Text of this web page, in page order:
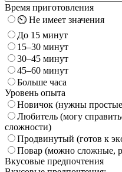
Время приготовления
⏲️ Не имеет значения
До 15 минут
15–30 минут
30–45 минут
45–60 минут
Больше часа
Уровень опыта
Новичок (нужны
Любитель (могу
сложности)
Продвинутый (готов к
Повар (можно сложные,
Вкусовые предпочтения